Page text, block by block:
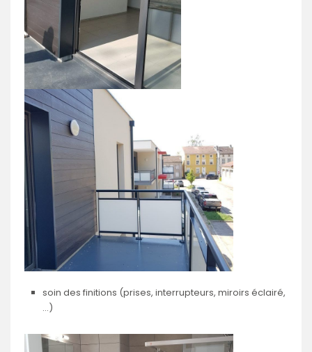
soin des finitions (prises, interrupteurs, miroirs éclairé,
…)